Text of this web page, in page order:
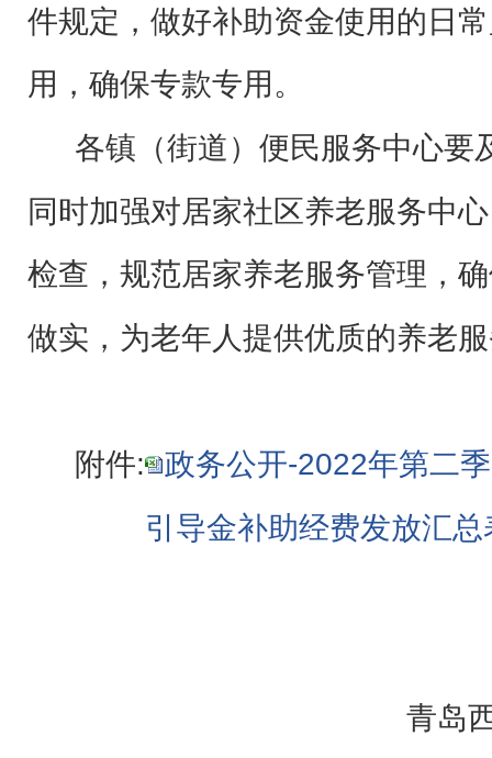
件规定，做好补助资金使用的日
用，确保专款专用。
各镇（街道）便民服务中心要
同时加强对居家社区养老服务中
检查，规范居家养老服务管理，
做实，为老年人提供优质的养老
附件:
政务公开-2022年第二
引导金补助经费发放汇总
青岛